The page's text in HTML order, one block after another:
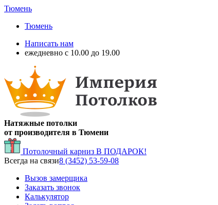
Тюмень
Тюмень
Написать нам
ежедневно с 10.00 до 19.00
Натяжные потолки
от производителя в Тюмени
Потолочный карниз В ПОДАРОК!
Всегда на связи8 (3452) 53-59-08
Вызов замерщика
Заказать звонок
Калькулятор